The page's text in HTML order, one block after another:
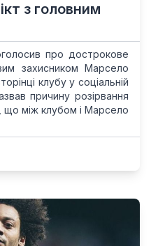
з головним
про дострокове
захисником Марсело
клубу у соціальній
причину розірвання
що між клубом і Марсело